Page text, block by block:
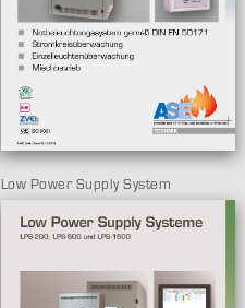
Low Power Supply System